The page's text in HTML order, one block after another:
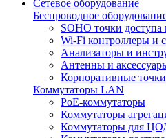
Сетевое оборудование
Беспроводное
SOHO точки доступа
Wi-Fi контроллеры и
Анализаторы и
Антенны и
Корпоративные
Коммутаторы LAN
PoE-коммутаторы
Коммутаторы
Коммутаторы для